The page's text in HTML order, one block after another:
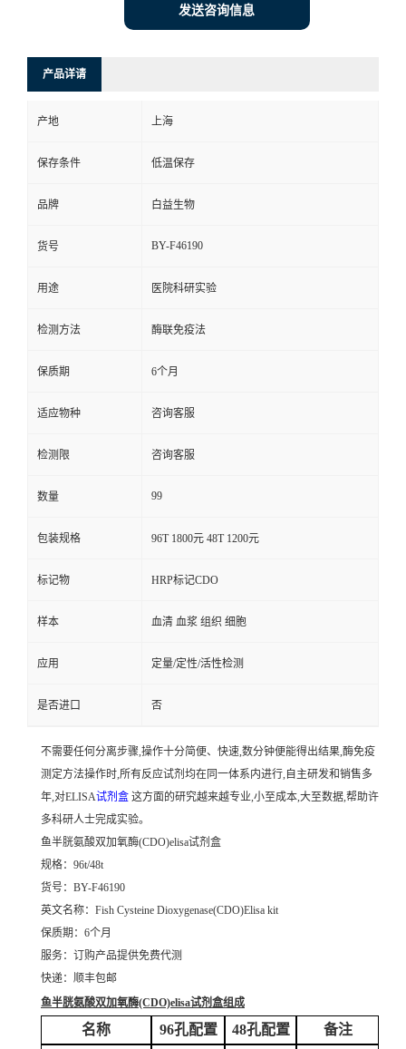
发送咨询信息
产品详请
产地 上海
保存条件 低温保存
品牌 白益生物
货号 BY-F46190
用途 医院科研实验
检测方法 酶联免疫法
保质期 6个月
适应物种 咨询客服
检测限 咨询客服
数量 99
包装规格 96T 1800元 48T 1200元
标记物 HRP标记CDO
样本 血清 血浆 组织 细胞
应用 定量/定性/活性检测
是否进口 否
不需要任何分离步骤,操作十分简便、快速,数分钟便能得出结果,酶免疫
测定方法操作时,所有反应试剂均在同一体系内进行,自主研发和销售多
年,对ELISA试剂盒 这方面的研究越来越专业,小至成本,大至数据,帮助许
多科研人士完成实验。
鱼半胱氨酸双加氧酶(CDO)elisa试剂盒
规格：96t/48t
货号：BY-F46190
英文名称： Fish Cysteine Dioxygenase(CDO)Elisa kit
保质期：6个月
服务：订购产品提供免费代测
快递：顺丰包邮
鱼半胱氨酸双加氧酶(CDO)elisa试剂盒组成
名称 96孔配置 48孔配置 备注